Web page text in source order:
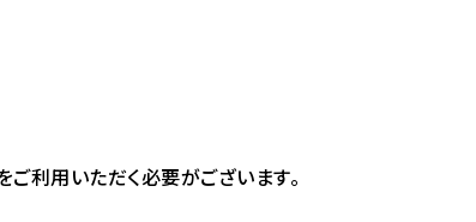
ご利用いただく必要がございます。